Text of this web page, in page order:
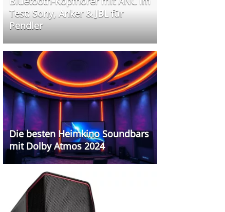
Test: Sony, Anker & JBL für
Pendler
Die besten Heimkino Soundbars
mit Dolby Atmos 2024